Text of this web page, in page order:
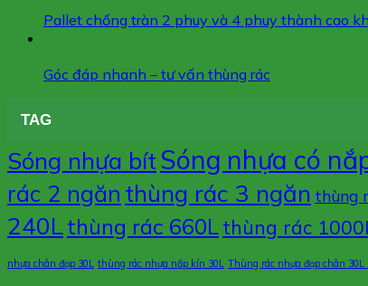
Pallet chống tràn 2 phuy và 4 phuy thành cao
Góc đáp nhanh – tư vấn thùng rác
TAG
Sóng nhựa bítSóng nhựa có
rác 2 ngăn thùng rác 3 ngăn thùng
240Lthùng rác 660Lthùng rác
nhựa chân đạp 30L thùng rác nhựa nắp kín 30L Thùng rác nhựa đạp chân 30L